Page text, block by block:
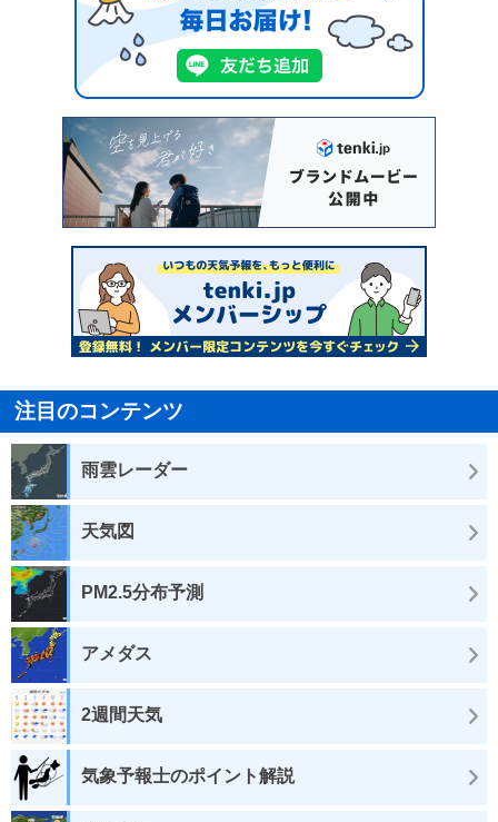
注目のコンテンツ
雨雲レーダー
天気図
PM2.5分布予測
アメダス
2週間天気
気象予報士のポイント解説